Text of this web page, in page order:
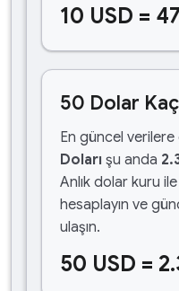
10 USD =
50 Dolar
En güncel
Doları şu anda
Anlık dolar kuru
hesaplayın ve
ulaşın.
50 USD =